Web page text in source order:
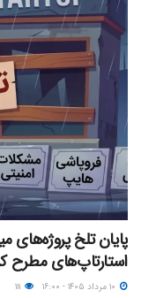
استارتاپ‌های مطرح